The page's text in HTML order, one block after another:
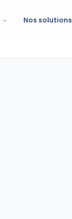
Nos solutions